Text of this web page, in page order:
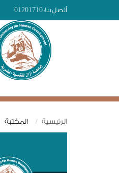
أتصل بنا:01201710
الرئيسية المكتبة